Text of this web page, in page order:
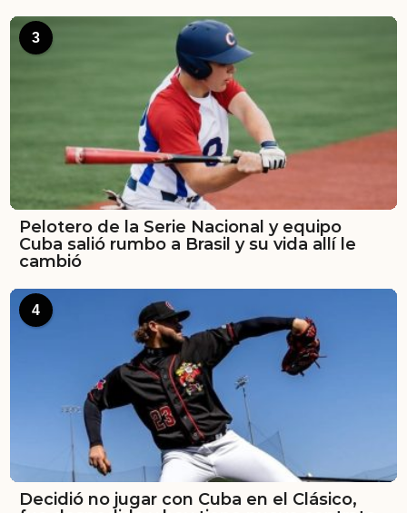
3
Pelotero de la Serie Nacional y equipo
Cuba salió rumbo a Brasil y su vida allí le
cambió
4
Decidió no jugar con Cuba en el Clásico,